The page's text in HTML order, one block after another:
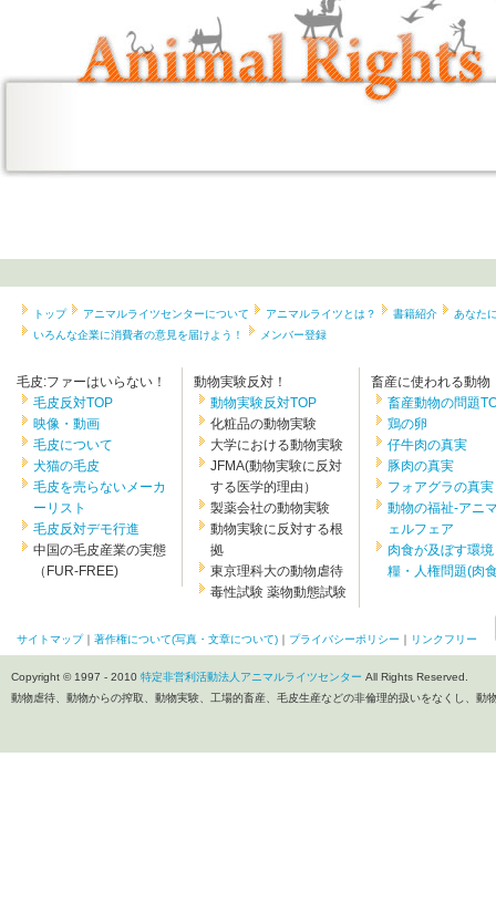
トップ アニマルライツセンターについて アニマルライツとは？ 書籍紹介
あなた
いろんな企業に消費者の意見を届けよう！
メンバー登録
毛皮:ファーはいらない！
毛皮反対TOP
映像・動画
毛皮について
犬猫の毛皮
毛皮を売らないメーカ
ーリスト
毛皮反対デモ行進
中国の毛皮産業の実態
（FUR-FREE)
動物実験反対！
動物実験反対TOP
化粧品の動物実験
大学における動物実験
JFMA(動物実験に反対
する医学的理由）
製薬会社の動物実験
動物実験に反対する根
拠
東京理科大の動物虐待
毒性試験 薬物動態試験
畜産に使われる動物
畜産動物の問題
鶏の卵
仔牛肉の真実
豚肉の真実
フォアグラの真実
動物の福祉-アニ
ェルフェア
肉食が及ぼす環
糧・人権問題(肉
サイトマップ｜ 著作権について(写真・文章について) ｜ プライバシーポリシー ｜ リンクフリー
Copyright © 1997 - 2010 特定非営利活動法人アニマルライツセンター All Rights Reserved.
動物虐待、動物からの搾取、動物実験、工場的畜産、毛皮生産などの非倫理的扱いをなくし、